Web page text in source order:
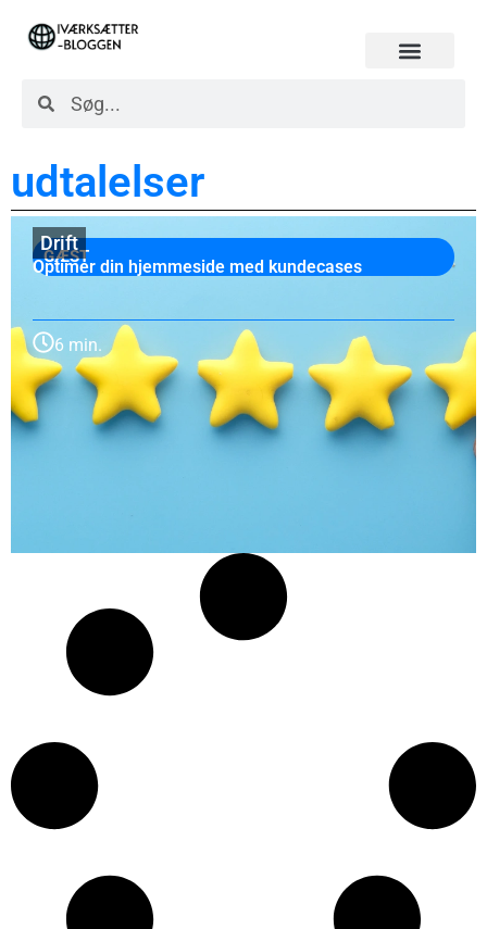
udtalelser
GÆST
Drift
Optimer din hjemmeside med kundecases
6 min.